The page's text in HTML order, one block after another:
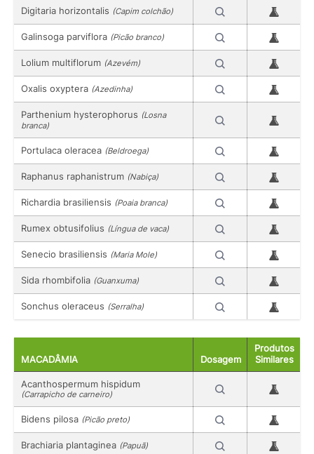
Digitaria horizontalis (Capim colchão)
Galinsoga parviflora (Picão branco)
Lolium multiflorum (Azevém)
Oxalis oxyptera (Azedinha)
Parthenium hysterophorus (Losna
branca)
Portulaca oleracea (Beldroega)
Raphanus raphanistrum (Nabiça)
Richardia brasiliensis (Poaia branca)
Rumex obtusifolius (Língua de vaca)
Senecio brasiliensis (Maria Mole)
Sida rhombifolia (Guanxuma)
Sonchus oleraceus (Serralha)
MACADÂMIA Dosagem
Produtos
Similares
Acanthospermum hispidum
(Carrapicho de carneiro)
Bidens pilosa (Picão preto)
Brachiaria plantaginea (Papuã)